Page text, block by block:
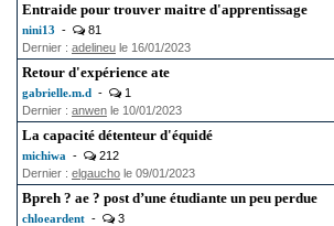
Entraide pour trouver maitre d'apprentissage
nini13 -
81
Dernier : adelineu le 16/01/2023
Retour d'expérience ate
gabrielle.m.d -
1
Dernier : anwen le 10/01/2023
La capacité détenteur d'équidé
michiwa -
212
Dernier : elgaucho le 09/01/2023
Bpreh ? ae ? post d’une étudiante un peu perdue
chloeardent -
3